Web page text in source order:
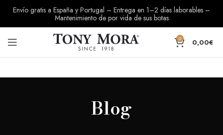
Envío gratis a España y Portugal – Entrega en 1–2 días laborables –
Mantenimiento de por vida de sus botas
0 0,00€
Blog